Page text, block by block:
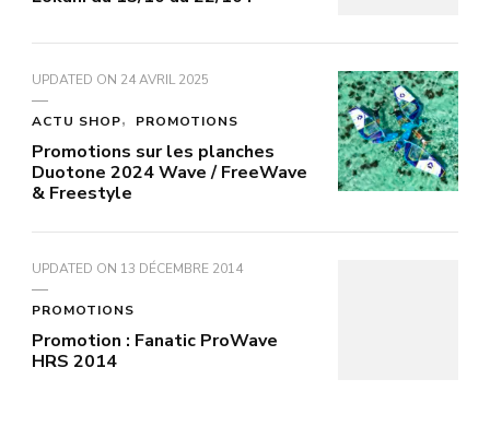
UPDATED ON 24 AVRIL 2025
ACTU SHOP PROMOTIONS
Promotions sur les planches
Duotone 2024 Wave / FreeWave
& Freestyle
UPDATED ON 13 DÉCEMBRE 2014
PROMOTIONS
Promotion : Fanatic ProWave
HRS 2014